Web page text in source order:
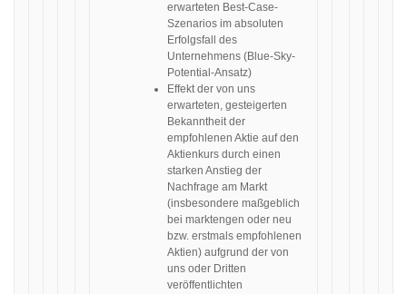
erwarteten Best-Case-
Szenarios im absoluten
Erfolgsfall des
Unternehmens (Blue-Sky-
Potential-Ansatz)
Effekt der von uns
erwarteten, gesteigerten
Bekanntheit der
empfohlenen Aktie auf den
Aktienkurs durch einen
starken Anstieg der
Nachfrage am Markt
(insbesondere maßgeblich
bei marktengen oder neu
bzw. erstmals empfohlenen
Aktien) aufgrund der von
uns oder Dritten
veröffentlichten